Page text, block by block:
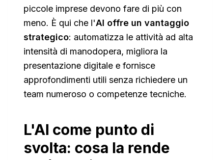
piccole imprese devono fare di più con
meno. È qui che l'AI offre un vantaggio
strategico: automatizza le attività ad alta
intensità di manodopera, migliora la
presentazione digitale e fornisce
approfondimenti utili senza richiedere un
team numeroso o competenze tecniche.
L'AI come punto di
svolta: cosa la rende